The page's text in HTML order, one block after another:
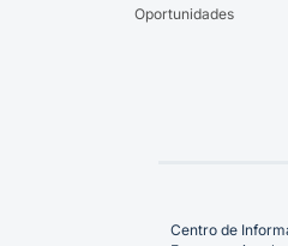
Oportunidades
Centro de